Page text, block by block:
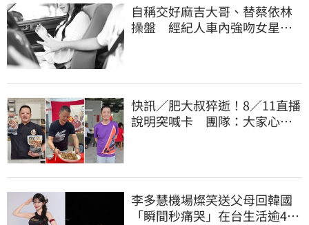
自稱交好麻吉大哥、替蔡依林
操盤 經紀人車內強吻女星挨
快訊／肥大叔猝逝！8／11直播
說明突喊卡 團隊：大家心情
李多慧機場燦笑送父母回韓國
「瞬間秒痛哭」在台生活逾4年